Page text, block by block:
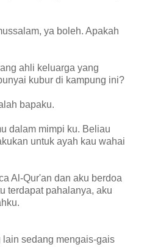
ya boleh. Apakah
ahli keluarga yang
kubur di kampung ini?
bapaku.
dalam mimpi ku. Beliau
untuk ayah kau wahai
Al-Qur'an dan aku berdoa
terdapat pahalanya, aku
sedang mengais-gais